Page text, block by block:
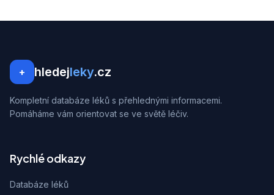
+ hledejleky.cz
Kompletní databáze léků s přehlednými informacemi.
Pomáháme vám orientovat se ve světě léčiv.
Rychlé odkazy
Databáze léků